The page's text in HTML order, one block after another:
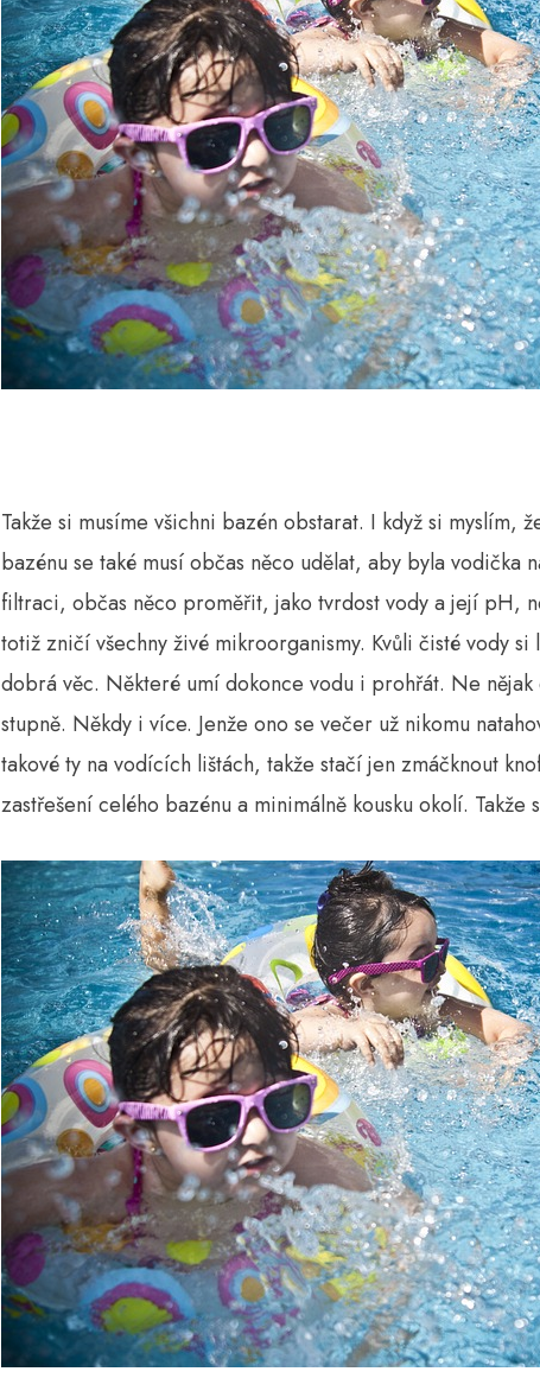
Takže si musíme všichni bazén obstarat. I když si myslím,
bazénu se také musí občas něco udělat, aby byla vodička
filtraci, občas něco proměřit, jako tvrdost vody a její pH,
totiž zničí všechny živé mikroorganismy. Kvůli čisté vody
dobrá věc. Některé umí dokonce vodu i prohřát. Ne
stupně. Někdy i více. Jenže ono se večer už nikomu
takové ty na vodících lištách, takže stačí jen zmáčknout
zastřešení celého bazénu a minimálně kousku okolí.